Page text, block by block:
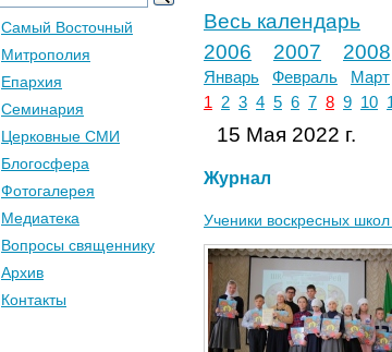
Весь календарь
2006
2007 2008
Январь Февраль Март
1
2 3 4 5 6 7 8 9 10
15 Мая 2022 г.
Журнал
Ученики воскресных
Самый Восточный
Митрополия
Епархия
Семинария
Церковные СМИ
Блогосфера
Фотогалерея
Медиатека
Вопросы священнику
Архив
Контакты